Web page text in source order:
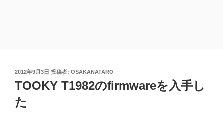
投
稿
日:
2012年9月3日 投稿者: OSAKANATARO
TOOKY T1982のfirmwareを入手し
た